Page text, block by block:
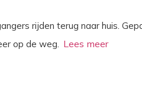
rijden terug naar huis.
op de weg.